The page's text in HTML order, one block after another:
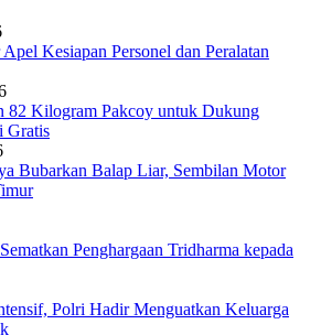
Kesiapan Personel dan Peralatan
82 Kilogram Pakcoy untuk Dukung
Gratis
Bubarkan Balap Liar, Sembilan Motor
Penghargaan Tridharma kepada
Polri Hadir Menguatkan Keluarga